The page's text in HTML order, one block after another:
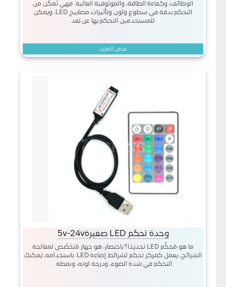
الوظائف، وكفاءة الطاقة، والموثوقية العالية. فهي تُمكّن من
التحكم بدقة في سطوع ولون وتأثيرات مصابيح LED، ويمكن
للمستخدمين التحكم بها عن بُعد
عرض المزيد
وحدة تحكم LED صغيرة5v-24v
ما هو مُحَكِّم LED تحديدًا؟ باختصار، هو جهاز مُتَخَصِّص لمعالجة
الشرائح، يعمل كمركز تحكم لشرائط إضاءة LED. باستخدامه، يُمكنك
التحكم في شدة الضوء، ودرجة لونه، ونمطه.